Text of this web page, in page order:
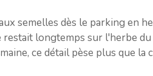
semelles dès le parking en
longtemps sur l'herbe
ce détail pèse plus que la